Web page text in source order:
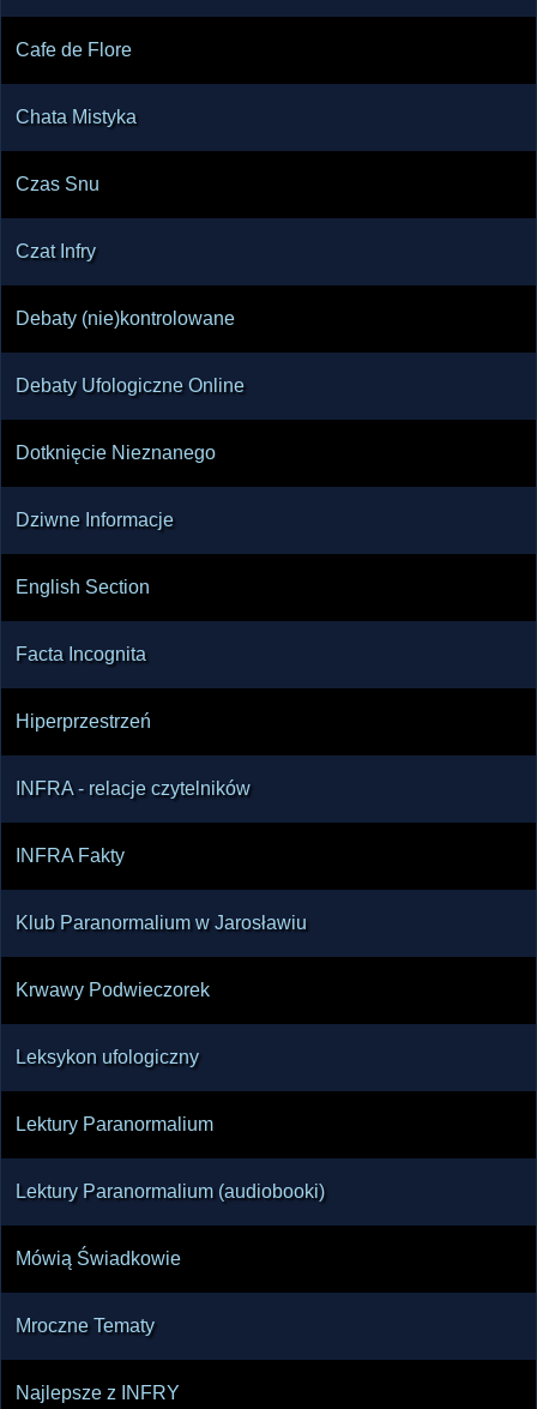
Cafe de Flore
Chata Mistyka
Czas Snu
Czat Infry
Debaty (nie)kontrolowane
Debaty Ufologiczne Online
Dotknięcie Nieznanego
Dziwne Informacje
English Section
Facta Incognita
Hiperprzestrzeń
INFRA - relacje czytelników
INFRA Fakty
Klub Paranormalium w Jarosławiu
Krwawy Podwieczorek
Leksykon ufologiczny
Lektury Paranormalium
Lektury Paranormalium (audiobooki)
Mówią Świadkowie
Mroczne Tematy
Najlepsze z INFRY